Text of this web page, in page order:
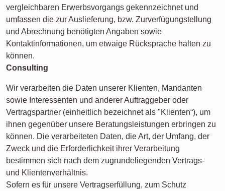
vergleichbaren Erwerbsvorgangs gekennzeichnet und
umfassen die zur Auslieferung, bzw. Zurverfügungstellung
und Abrechnung benötigten Angaben sowie
Kontaktinformationen, um etwaige Rücksprache halten zu
können.
Consulting
Wir verarbeiten die Daten unserer Klienten, Mandanten
sowie Interessenten und anderer Auftraggeber oder
Vertragspartner (einheitlich bezeichnet als "Klienten“), um
ihnen gegenüber unsere Beratungsleistungen erbringen zu
können. Die verarbeiteten Daten, die Art, der Umfang, der
Zweck und die Erforderlichkeit ihrer Verarbeitung
bestimmen sich nach dem zugrundeliegenden Vertrags-
und Klientenverhältnis.
Sofern es für unsere Vertragserfüllung, zum Schutz